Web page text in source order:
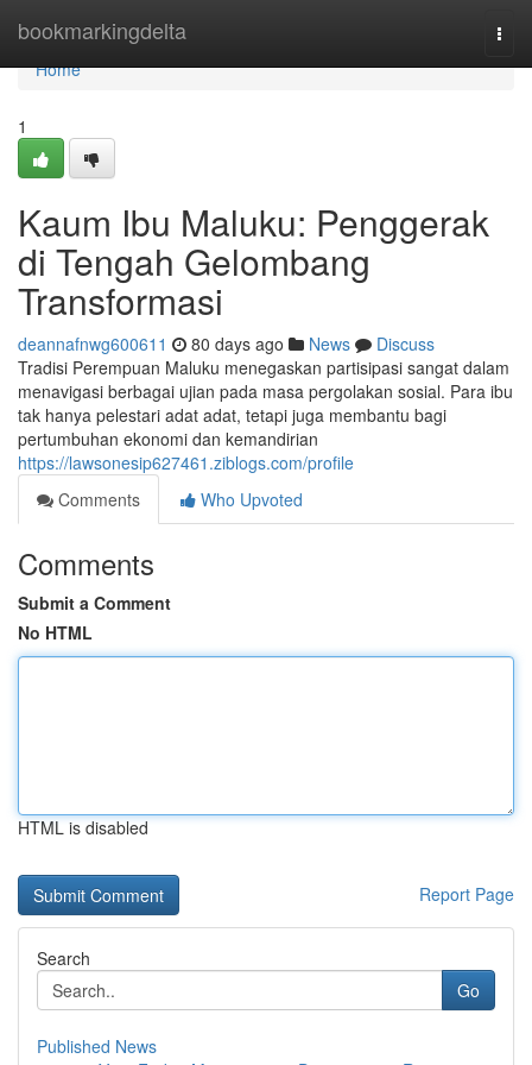
bookmarkingdelta
Home
Home
1
Kaum Ibu Maluku: Penggerak
di Tengah Gelombang
Transformasi
deannafnwg600611 80 days ago News
Discuss
Tradisi Perempuan Maluku menegaskan partisipasi sangat dalam
menavigasi berbagai ujian pada masa pergolakan sosial. Para ibu
tak hanya pelestari adat adat, tetapi juga membantu bagi
pertumbuhan ekonomi dan kemandirian
https://lawsonesip627461.ziblogs.com/profile
Comments
Who Upvoted
Comments
Submit a Comment
No HTML
HTML is disabled
Report Page
Search
Go
Published News